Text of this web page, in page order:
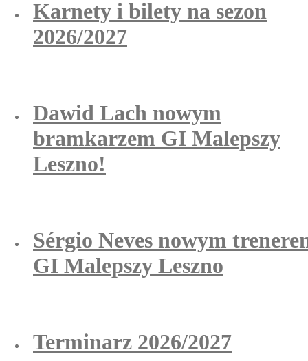
Karnety i bilety na sezon
2026/2027
Dawid Lach nowym
bramkarzem GI Malepszy
Leszno!
Sérgio Neves nowym
GI Malepszy Leszno
Terminarz 2026/2027